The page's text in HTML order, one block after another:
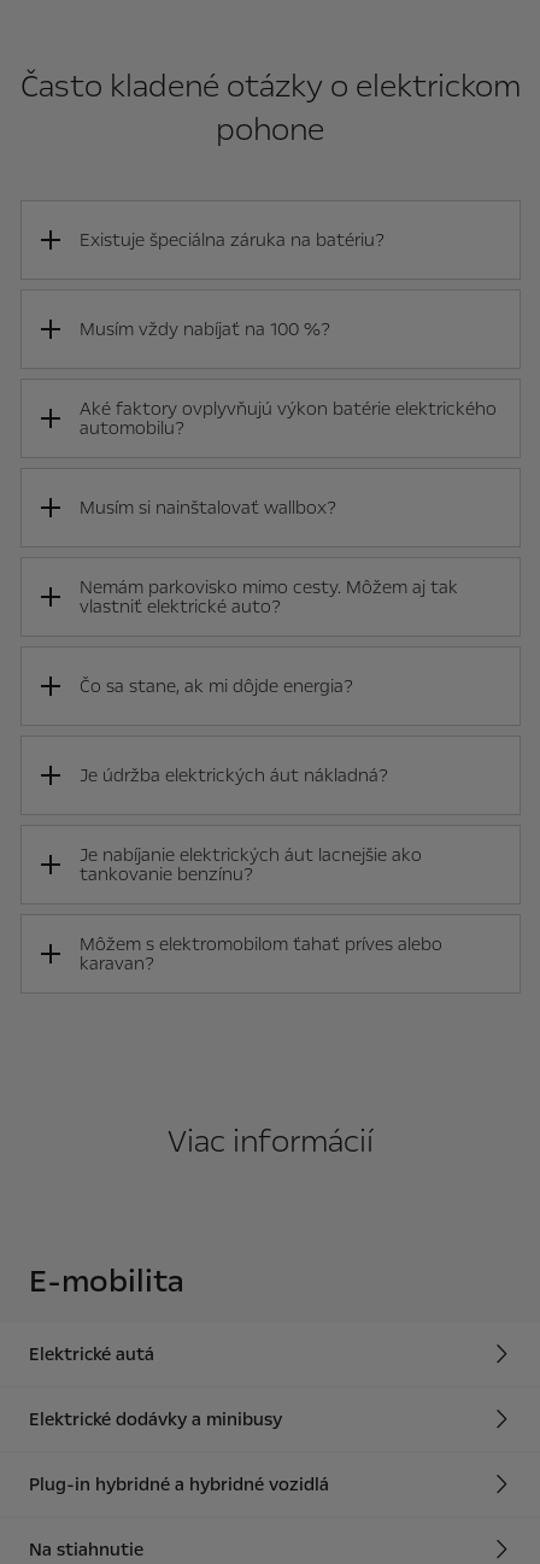
Často kladené otázky o elektrickom
pohone
Existuje špeciálna záruka na batériu?
Musím vždy nabíjať na 100 %?
Aké faktory ovplyvňujú výkon batérie elektrického
automobilu?
Musím si nainštalovať wallbox?
Nemám parkovisko mimo cesty. Môžem aj tak
vlastniť elektrické auto?
Čo sa stane, ak mi dôjde energia?
Je údržba elektrických áut nákladná?
Je nabíjanie elektrických áut lacnejšie ako
tankovanie benzínu?
Môžem s elektromobilom ťahať príves alebo
karavan?
Viac informácií
E-mobilita
Elektrické autá
Elektrické dodávky a minibusy
Plug-in hybridné a hybridné vozidlá
Na stiahnutie